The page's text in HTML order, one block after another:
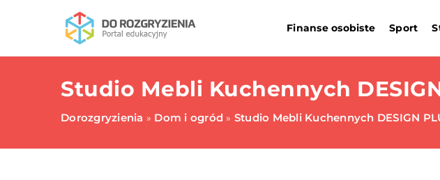
Finanse osobiste Sport
Studio Mebli Kuchennych
Dorozgryzienia » Dom i ogród » Studio Mebli Kuchennych DESIGN